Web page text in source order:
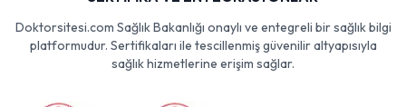
Doktorsitesi.com Sağlık Bakanlığı onaylı ve entegreli bir sağlık bilgi
platformudur. Sertifikaları ile tescillenmiş güvenilir altyapısıyla
sağlık hizmetlerine erişim sağlar.